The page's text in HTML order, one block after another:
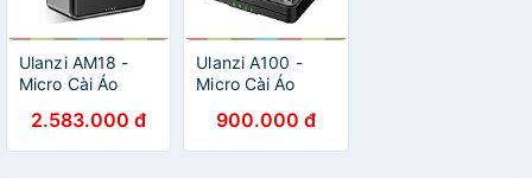
Ulanzi AM18 -
Micro Cài Áo
Đôi Cho Máy
Ảnh, Điện Thoại,
2.583.000 đ
Ulanzi A100 -
Micro Cài Áo
Tiếng Ồn 3 Cấp
Cho Điện Thoại,
900.000 đ